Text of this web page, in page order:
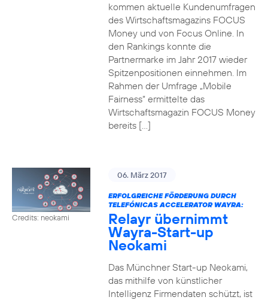
kommen aktuelle Kundenumfragen
des Wirtschaftsmagazins FOCUS
Money und von Focus Online. In
den Rankings konnte die
Partnermarke im Jahr 2017 wieder
Spitzenpositionen einnehmen. Im
Rahmen der Umfrage „Mobile
Fairness“ ermittelte das
Wirtschaftsmagazin FOCUS Money
bereits […]
Credits: neokami
06. März 2017
ERFOLGREICHE FÖRDERUNG DURCH
TELEFÓNICAS ACCELERATOR WAYRA:
Relayr übernimmt
Wayra-Start-up
Neokami
Das Münchner Start-up Neokami,
das mithilfe von künstlicher
Intelligenz Firmendaten schützt, ist